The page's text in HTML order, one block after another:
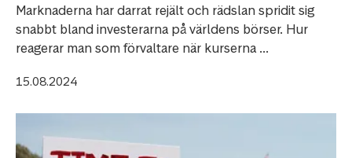
Marknaderna har darrat rejält och rädslan spridit sig
snabbt bland investerarna på världens börser. Hur
reagerar man som förvaltare när kurserna ...
15.08.2024